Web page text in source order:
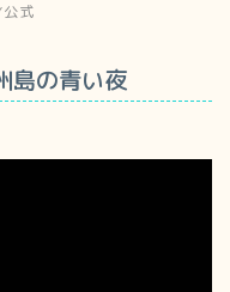
式
島の青い夜